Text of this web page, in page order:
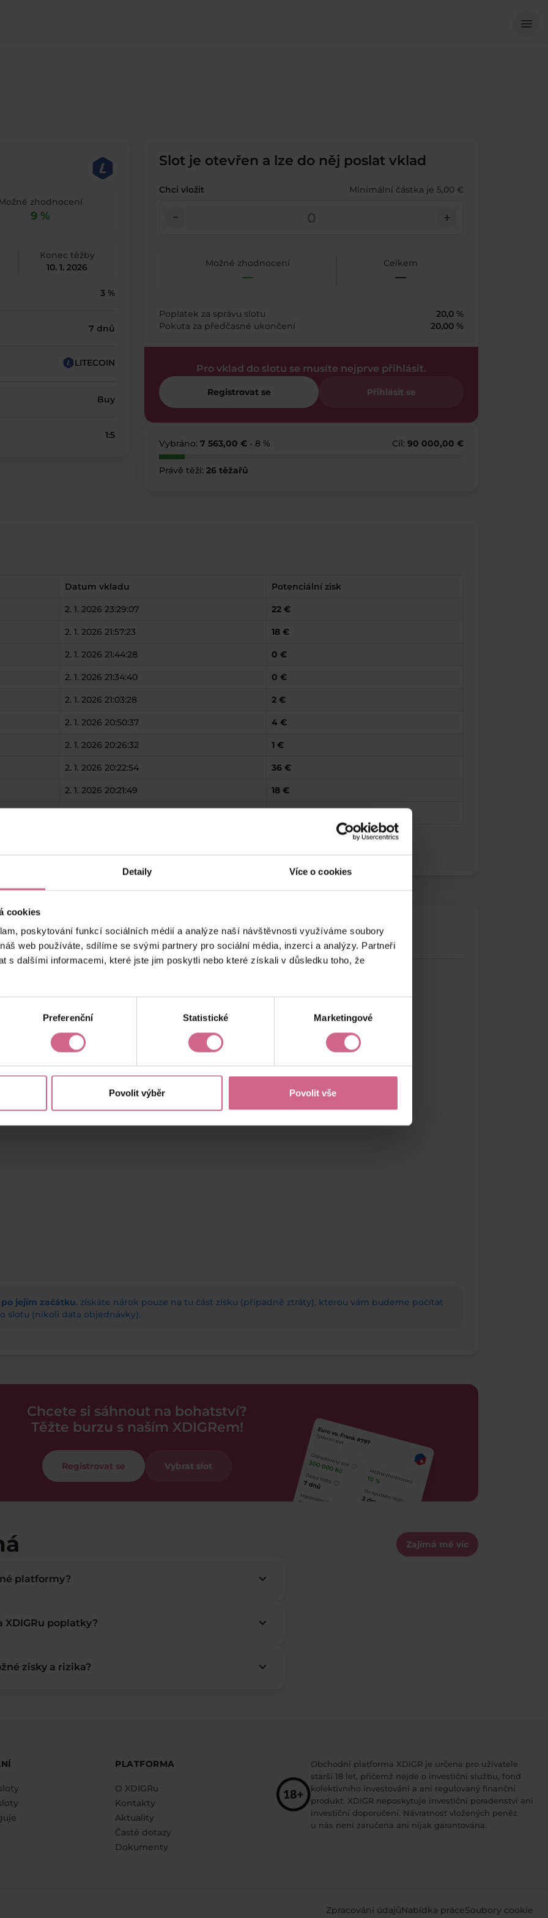
Detaily Více o cookies
cookies
poskytování funkcí sociálních médií a analýze naší návštěvnosti využíváme soubory
web používáte, sdílíme se svými partnery pro sociální média, inzerci a analýzy. Partneři
s dalšími informacemi, které jste jim poskytli nebo které získali v důsledku toho, že
Preferenční Statistické Marketingové
Povolit výběr Povolit vše
menu
Možné zhodnocení
9 %
Konec těžby
10. 1. 2026
3 %
7 dnů
LITECOIN
Buy
1:5
Slot je otevřen a lze do něj poslat vklad
Chci vložit Minimální částka je 5,00 €
check_indeterminate_small add
Možné zhodnocení
—
Celkem
—
Poplatek za správu slotu
20,0 %
Pokuta za předčasné ukončení
20,00 %
Pro vklad do slotu se musíte nejprve přihlásit.
Registrovat se Přihlásit se
Vybráno: 7 563,00 € - 8 % Cíl: 90 000,00 €
Právě těží: 26 těžařů
Datum vkladu Potenciální zisk
2. 1. 2026 23:29:07 22 €
2. 1. 2026 21:57:23 18 €
2. 1. 2026 21:44:28 0 €
2. 1. 2026 21:34:40 0 €
2. 1. 2026 21:03:28 2 €
2. 1. 2026 20:50:37 4 €
2. 1. 2026 20:26:32 1 €
2. 1. 2026 20:22:54 36 €
2. 1. 2026 20:21:49 18 €
jejím začátku, získáte nárok pouze na tu část zisku (případně ztráty), kterou vám budeme počítat
slotu (nikoli data objednávky).
Chcete si sáhnout na bohatství?
Těžte burzu s naším XDIGRem!
Registrovat se Vybrat slot
Zajímá mě víc
platformy? keyboard_arrow_down
XDIGRu poplatky? keyboard_arrow_down
zisky a rizika? keyboard_arrow_down
PLATFORMA
O XDIGRu
Kontakty
Aktuality
Časté dotazy
Dokumenty
Obchodní platforma XDIGR je určena pro uživatele
starší 18 let, přičemž nejde o investiční službu, fond
kolektivního investování a ani regulovaný finanční
produkt. XDIGR neposkytuje investiční poradenství ani
investiční doporučení. Návratnost vložených peněz
u nás není zaručena ani nijak garantována.
Zpracování údajůNabídka práceSoubory cookie